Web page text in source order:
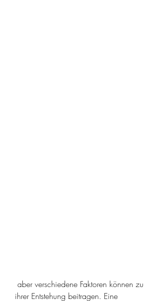
ihrer Entstehung beitragen. Eine